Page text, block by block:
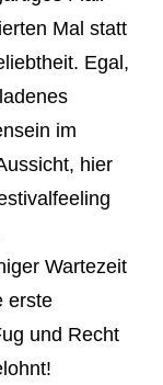
Mal statt
Egal,
im
hier
Wartezeit
erste
und Recht